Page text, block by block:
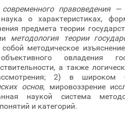
правоведения—
о характеристиках,
предмета теории
методология теории
собой методическое
овладения
а также
2) в широком
основ, мировоззрение
наукой система
и категорий.